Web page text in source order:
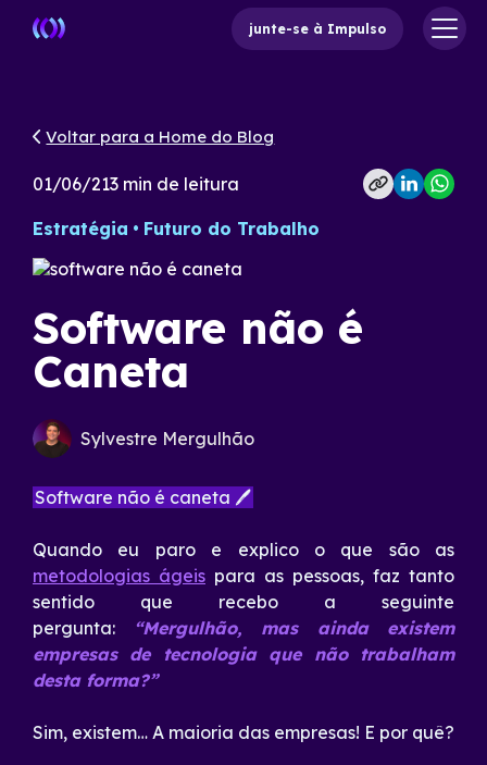
junte-se à Impulso
Voltar para a Home do Blog
01/06/213 min de leitura
Estratégia Futuro do Trabalho
Software não é
Caneta
Sylvestre Mergulhão
Software não é caneta 🖊
Quando eu paro e explico o que são as
metodologias ágeis para as pessoas, faz tanto
sentido que recebo a seguinte
pergunta:
“Mergulhão, mas ainda existem
empresas de tecnologia que não trabalham
desta forma?”
Sim, existem… A maioria das empresas! E por quê?